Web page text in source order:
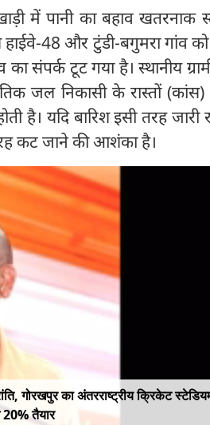
में पानी का बहाव खतरनाक
48 और टुंडी-बगुमरा गांव
संपर्क टूट गया है। स्थानीय
जल निकासी के रास्तों
है। यदि बारिश इसी तरह जारी
कट जाने की आशंका है।
गोरखपुर का अंतरराष्ट्रीय क्रिकेट
20% तैयार